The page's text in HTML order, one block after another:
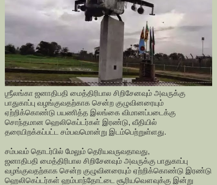
ஶ்ரீலங்கா ஜனாதிபதி மைத்திரிபால சிறிசேனவும் அவருக்கு
பாதுகாப்பு வழங்குவதற்காக சென்ற குழுவினரையும்
ஏற்றிக்கொண்டு பயணித்த இலங்கை விமானப்படைக்கு
சொந்தமான ஹெலிகெப்டர்கள் இரண்டு, வீதியில்
தரையிறக்கப்பட்ட சம்பவமொன்று இடம்பெற்றுள்ளது.
சம்பவம் தொடர்பில் மேலும் தெரியவருவதாவது,
ஜனாதிபதி மைத்திரிபால சிறிசேனவும் அவருக்கு பாதுகாப்பு
வழங்குவதற்காக சென்ற குழுவினரையும் ஏற்றிக்கொண்டு இரண்டு
ஹெலிகெப்டர்கள் ஹம்பாந்தோட்டை சூரியவௌவுக்கு இன்று